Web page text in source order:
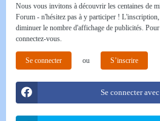
Nous vous invitons à découvrir les centaines de
Forum - n'hésitez pas à y participer !
diminuer le nombre d'affichage de publicités.
connectez-vous.
Se connecter ou S’inscrire
Se connecter